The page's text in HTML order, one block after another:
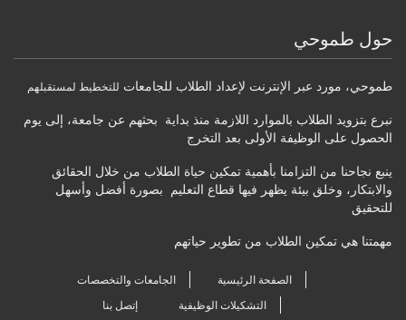
حول طموحي
طموحي، مورد عبر الإنترنت لإعداد الطلاب للجامعات للتخطيط لمستقبلهم
نبرع بتزويد الطلاب بالموارد اللازمة منذ بداية بحثهم عن جامعة، إلى يوم
الحصول على الوظيفة الأولى بعد التخرج
ينبع نجاحنا من التزامنا بأهمية تمكين حياة الطلاب من خلال الحقائق
والابتكار، وخلق بيئة يظهر فيها قطاع التعليم بصورة أفضل وأسهل
للتحقيق
مهمتنا هي تمكين الطلاب من تطوير حياتهم
الصفحة الرئيسية
الجامعات والتخصصات
التشكيلات الوظيفية
إتصل بنا